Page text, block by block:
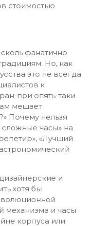
стоимостью
фанатично
Но, как
это не всегда
к
при опять-таки
мешает
Почему нельзя
часы» на
«Лучший
и
хотя бы
механизма и часы
корпуса или